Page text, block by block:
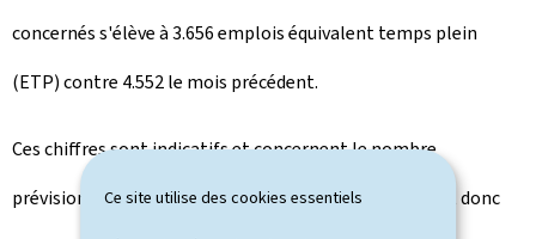
Ce site utilise des cookies essentiels
concernés s'élève à 3.656 emplois équivalent temps plein
(ETP) contre 4.552 le mois précédent.
Ces chiffres sont indicatifs et concernent le nombre
prévisionnel des salariés impactés, ils ne représentent donc